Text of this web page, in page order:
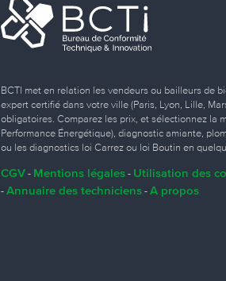
BCTI met en relation les vendeurs ou bailleurs de
expert certifié dans votre ville (Paris, Lyon, Lille,
obligatoires. Comparez les prix, et sélectionnez la
Performance Énergétique), diagnostic amiante,
ou les diagnostics loi Carrez ou loi Boutin en
CGV - Mentions légales - Utilisation des
- Annuaire des techniciens - A propos